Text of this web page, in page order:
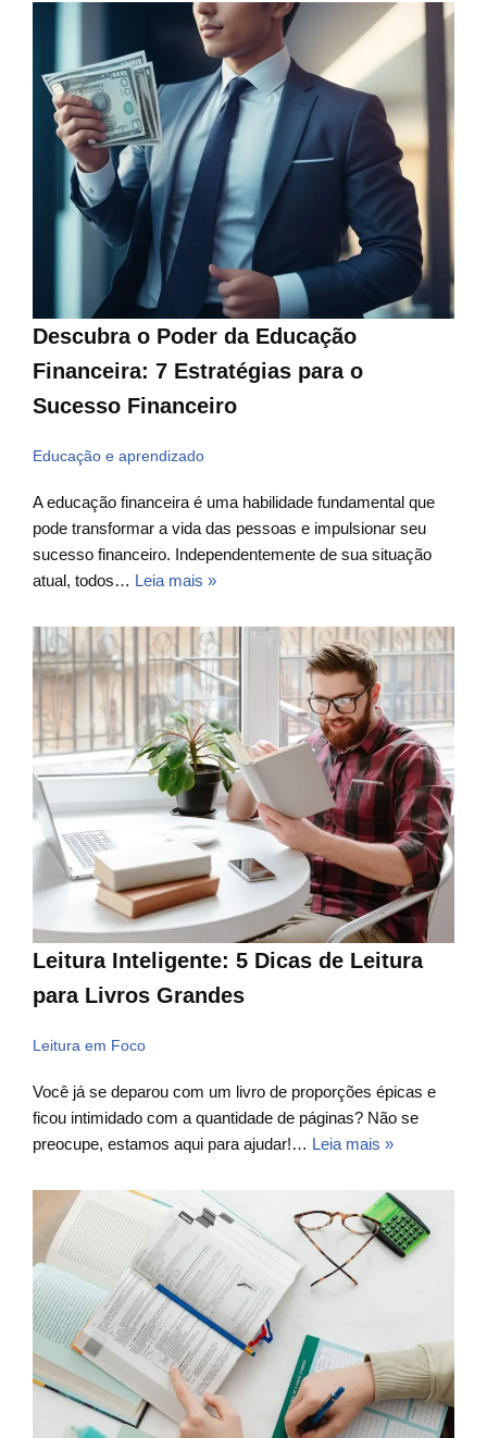
Descubra o Poder da Educação
Financeira: 7 Estratégias para o
Sucesso Financeiro
Educação e aprendizado
A educação financeira é uma habilidade fundamental que
pode transformar a vida das pessoas e impulsionar seu
sucesso financeiro. Independentemente de sua situação
atual, todos… Leia mais »
Leitura Inteligente: 5 Dicas de Leitura
para Livros Grandes
Leitura em Foco
Você já se deparou com um livro de proporções épicas e
ficou intimidado com a quantidade de páginas? Não se
preocupe, estamos aqui para ajudar!… Leia mais »